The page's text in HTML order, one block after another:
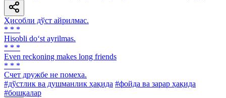
Ҳисобли дўст айрилмас.
* * *
Hisobli do‘st ayrilmas.
* * *
Even reckoning makes long friends
* * *
Счет дружбе не помеха.
#дўстлик ва душманлик ҳақида #фойда ва зарар ҳақида
#бошқалар